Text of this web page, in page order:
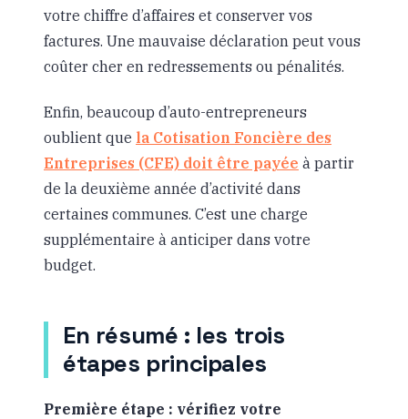
votre chiffre d’affaires et conserver vos
factures. Une mauvaise déclaration peut vous
coûter cher en redressements ou pénalités.
Enfin, beaucoup d’auto-entrepreneurs
oublient que la Cotisation Foncière des
Entreprises (CFE) doit être payée à partir
de la deuxième année d’activité dans
certaines communes. C’est une charge
supplémentaire à anticiper dans votre
budget.
En résumé : les trois
étapes principales
Première étape : vérifiez votre